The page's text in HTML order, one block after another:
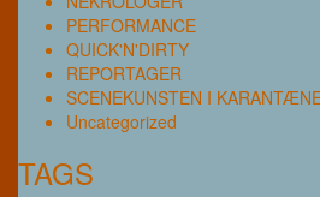
PERFORMANCE
QUICK'N'DIRTY
REPORTAGER
SCENEKUNSTEN I
Uncategorized
TAGS